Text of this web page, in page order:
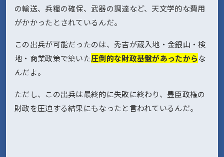
の輸送、兵糧の確保、武器の調達など、天文学的な費用
がかかったとされているんだ。
この出兵が可能だったのは、秀吉が蔵入地・金銀山・検
地・商業政策で築いた圧倒的な財政基盤があったからな
んだよ。
ただし、この出兵は最終的に失敗に終わり、豊臣政権の
財政を圧迫する結果にもなったと言われているんだ。